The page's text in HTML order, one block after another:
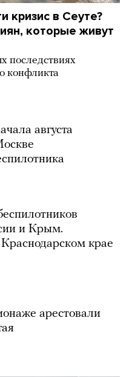
кризис в Сеуте?
которые живут
последствиях
конфликта
августа
и Крым.
крае
арестовали